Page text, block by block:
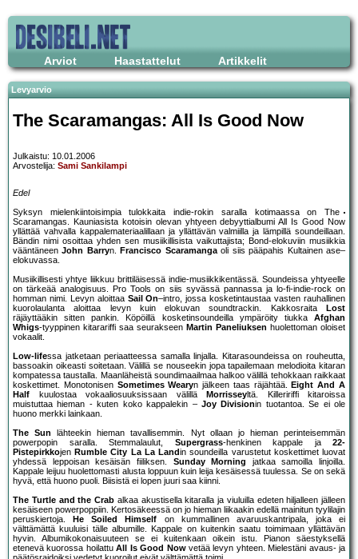
Arviot Haastattelut Artikkelit
Levyarvio
The Scaramangas: All Is Good Now
Julkaistu: 10.01.2006
Arvostelija: Sami Sankilampi
Edel
Syksyn mielenkiintoisimpia tulokkaita indie-rokin saralla kotimaassa on The
Scaramangas. Kauniasista kotoisin olevan yhtyeen debyyttialbumi All Is Good Now
yllättää vahvalla kappalemateriaalillaan ja yllättävän valmiilla ja lämpillä soundeillaan.
Bändin nimi osoittaa yhden sen musiikillisista vaikuttajista; Bond-elokuviin musiikkia
vääntäneenJohn Barryn. Francisco Scaramangaoli siis pääpahis Kultainen ase–
elokuvassa.
Musiikillisesti yhtye liikkuu brittiläisessä indie-musiikkikentässä. Soundeissa yhtyeelle
on tärkeää analogisuus. Pro Tools on siis syvässä pannassa ja lo-fi-indie-rock on
homman nimi. Levyn aloittaa Sail On–intro, jossa kosketintaustaa vasten rauhallinen
kuorolaulanta aloittaa levyn kuin elokuvan soundtrackin. Kakkosraita
Lost
räjäyttääkin sitten pankin. Köpöillä kosketinsoundeilla ympäröity tiukka Afghan
Whigs-tyyppinen kitarariffi saa seurakseen Martin Paneliuksen huolettoman oloiset
vokaalit.
Low-lifessa jatketaan periaatteessa samalla linjalla. Kitarasoundeissa on rouheutta,
bassoakin oikeasti soitetaan. Välillä se nouseekin jopa tapailemaan melodioita kitaran
kompatessa taustalla. Maanläheistä soundimaailmaa halkoo välillä tehokkaan raikkaat
koskettimet. Monotonisen Sometimes Wearyn jälkeen taas räjähtää. Eight And A
Half kuulostaa vokaaliosuuksissaan välillä Morrisseyltä. Killeririffi kitaroissa
muistuttaa hieman - kuten koko kappalekin – Joy Divisionin tuotantoa. Se ei ole
huono merkki lainkaan.
The Sun lähteekin hieman tavallisemmin. Nyt ollaan jo hieman perinteisemmän
powerpopin saralla. Stemmalaulut, Supergrass-henkinen kappale ja 22-
Pistepirkkojen Rumble City La La Landin soundeilla varustetut koskettimet luovat
yhdessä leppoisan kesäisän fiiliksen. Sunday Morning jatkaa samoilla linjoilla.
Kappale leijuu huolettomasti alusta loppuun kuin leija kesäisessä tuulessa. Se on sekä
hyvä, että huono puoli. Biisistä ei lopen juuri saa kiinni.
The Turtle and the Crab alkaa akustisella kitaralla ja viuluilla edeten hiljalleen jälleen
kesäiseen powerpoppiin. Kertosäkeessä on jo hieman liikaakin edellä mainitun tyylilajin
peruskiertoja.
He Soiled Himself on kummallinen avaruuskantripala, joka ei
välttämättä kuuluisi tälle albumille. Kappale on kuitenkin saatu toimimaan yllättävän
hyvin. Albumikokonaisuuteen se ei kuitenkaan oikein istu. Pianon säestyksellä
etenevä kuorossa hoilattuAll Is Good Nowvetää levyn yhteen. Mielestäni avaus- ja